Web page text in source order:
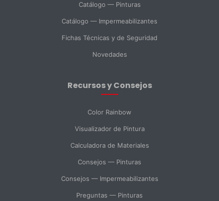
SELECCIONAR DEPARTAMENTO
Soporte Técnico Compras
Consulta General
Catálogo — Pinturas
Catálogo — Impermeabilizantes
Fichas Técnicas y de Seguridad
Novedades
Recursos y Consejos
Color Rainbow
Visualizador de Pintura
Calculadora de Materiales
Consejos — Pinturas
Consejos — Impermeabilizantes
Preguntas — Pinturas